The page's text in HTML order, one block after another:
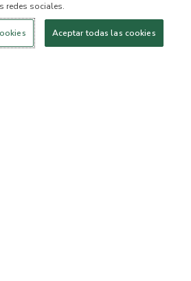
Comprar
Vida
saludable
Contáctanos
redes sociales.
Aceptar todas las cookies